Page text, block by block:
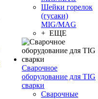
Шейки горелок
(гусаки)
MIG/MAG
+ ЕЩЕ
Сварочное
оборудование для TIG
сварки
Сварочные